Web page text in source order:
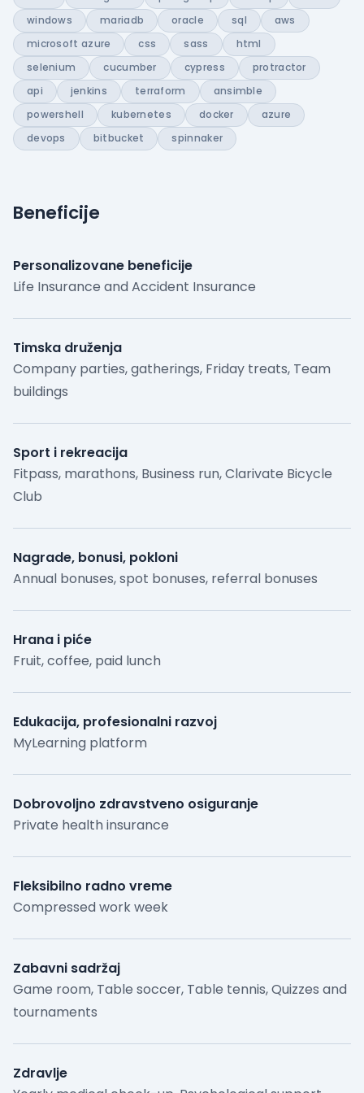
windows
mariadb oracle sql
aws
microsoft azure
css sass
html
selenium
cucumber cypress
protractor
api
jenkins terraform
ansimble
powershell
kubernetes docker
azure
devops
bitbucket spinnaker
Beneficije
Personalizovane beneficije
Life Insurance and Accident Insurance
Timska druženja
Company parties, gatherings, Friday treats, Team
buildings
Sport i rekreacija
Fitpass, marathons, Business run, Clarivate Bicycle
Club
Nagrade, bonusi, pokloni
Annual bonuses, spot bonuses, referral bonuses
Hrana i piće
Fruit, coffee, paid lunch
Edukacija, profesionalni razvoj
MyLearning platform
Dobrovoljno zdravstveno osiguranje
Private health insurance
Fleksibilno radno vreme
Compressed work week
Zabavni sadržaj
Game room, Table soccer, Table tennis, Quizzes and
tournaments
Zdravlje